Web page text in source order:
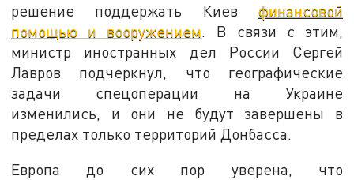
решение поддержать Киев финансовой
помощью и вооружением . В связи с этим,
министр иностранных дел России Сергей
Лавров подчеркнул, что географические
задачи спецоперации на Украине
изменились, и они не будут завершены в
пределах только территорий Донбасса.
Европа до сих пор уверена, что